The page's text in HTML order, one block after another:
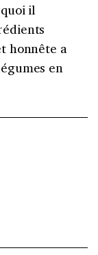
il
honnête a
en